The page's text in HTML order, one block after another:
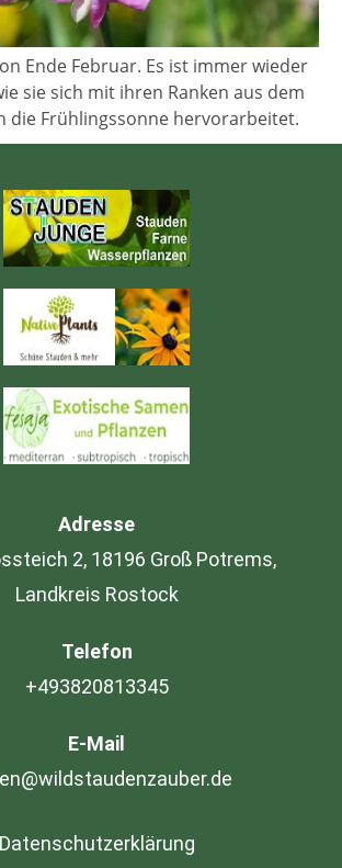
Ende Februar. Es ist immer wieder
sie sich mit ihren Ranken aus dem
die Frühlingssonne hervorarbeitet.
Adresse
2, 18196 Groß Potrems,
Landkreis Rostock
Telefon
+493820813345
E-Mail
Datenschutzerklärung